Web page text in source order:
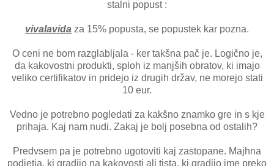
stalni popust :
vivalavida za 15% popusta, se popustek kar pozna.
O ceni ne bom razglabljala - ker takšna pač je. Logično je,
da kakovostni produkti, sploh iz manjših obratov, ki imajo
veliko certifikatov in pridejo iz drugih držav, ne morejo stati
10 eur.
Vedno je potrebno pogledati za kakšno znamko gre in s kje
prihaja. Kaj nam nudi. Zakaj je bolj posebna od ostalih?
Predvsem pa je potrebno ugotoviti kaj zastopane. Majhna
podjetja, ki gradijo na kakovosti ali tista, ki gradijo ime preko